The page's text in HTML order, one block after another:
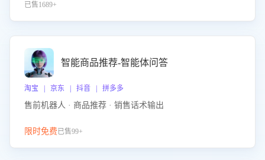
已售1689+
智能商品推荐-智能体问答
淘宝 | 京东 | 抖音 | 拼多多
售前机器人 · 商品推荐 · 销售话术输出
限时免费已售99+